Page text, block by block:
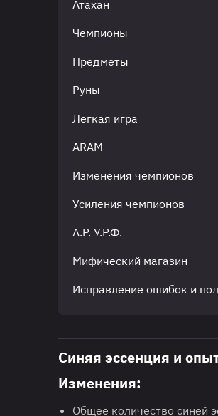
Атахан
Чемпионы
Предметы
Руны
Легкая игра
ARAM
Изменения чемпионов
Усиления чемпионов
А.Р. У.Р.Ф.
Мифический магазин
Исправление ошибок и
Синяя эссенция и
Изменения:
Общее количество синей